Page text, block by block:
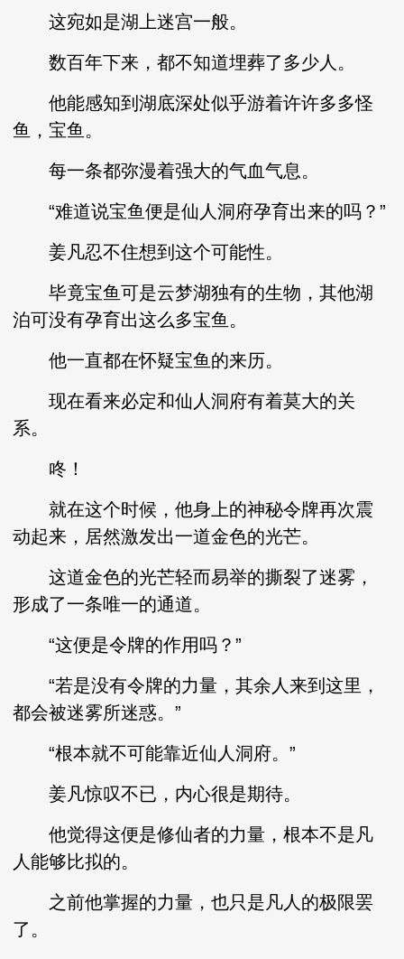
这宛如是湖上迷宫一般。
数百年下来，都不知道埋葬了多少人。
他能感知到湖底深处似乎游着许许多多怪
鱼，宝鱼。
每一条都弥漫着强大的气血气息。
“难道说宝鱼便是仙人洞府孕育出来的吗？”
姜凡忍不住想到这个可能性。
毕竟宝鱼可是云梦湖独有的生物，其他湖
泊可没有孕育出这么多宝鱼。
他一直都在怀疑宝鱼的来历。
现在看来必定和仙人洞府有着莫大的关
系。
咚！
就在这个时候，他身上的神秘令牌再次震
动起来，居然激发出一道金色的光芒。
这道金色的光芒轻而易举的撕裂了迷雾，
形成了一条唯一的通道。
“这便是令牌的作用吗？”
“若是没有令牌的力量，其余人来到这里，
都会被迷雾所迷惑。”
“根本就不可能靠近仙人洞府。”
姜凡惊叹不已，内心很是期待。
他觉得这便是修仙者的力量，根本不是凡
人能够比拟的。
之前他掌握的力量，也只是凡人的极限罢
了。